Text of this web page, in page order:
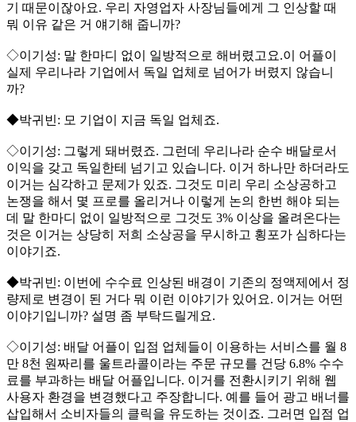
기 때문이잖아요. 우리 자영업자 사장님들에게 그 인상할 때
뭐 이유 같은 거 얘기해 줍니까?
◇이기성: 말 한마디 없이 일방적으로 해버렸고요.이 어플이
실제 우리나라 기업에서 독일 업체로 넘어가 버렸지 않습니
까?
◆박귀빈: 모 기업이 지금 독일 업체죠.
◇이기성: 그렇게 돼버렸죠. 그런데 우리나라 순수 배달로서
이익을 갖고 독일한테 넘기고 있습니다. 이거 하나만 하더라도
이거는 심각하고 문제가 있죠. 그것도 미리 우리 소상공하고
논쟁을 해서 몇 프로를 올리거나 이렇게 논의 한번 해야 되는
데 말 한마디 없이 일방적으로 그것도 3% 이상을 올려온다는
것은 이거는 상당히 저희 소상공을 무시하고 횡포가 심하다는
이야기죠.
◆박귀빈: 이번에 수수료 인상된 배경이 기존의 정액제에서 정
량제로 변경이 된 거다 뭐 이런 이야기가 있어요. 이거는 어떤
이야기입니까? 설명 좀 부탁드릴게요.
◇이기성: 배달 어플이 입점 업체들이 이용하는 서비스를 월 8
만 8천 원짜리를 울트라콜이라는 주문 규모를 건당 6.8% 수수
료를 부과하는 배달 어플입니다. 이거를 전환시키기 위해 웹
사용자 환경을 변경했다고 주장합니다. 예를 들어 광고 배너를
삽입해서 소비자들의 클릭을 유도하는 것이죠. 그러면 입점 업